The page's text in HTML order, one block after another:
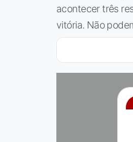
acontecer três
vitória. Não